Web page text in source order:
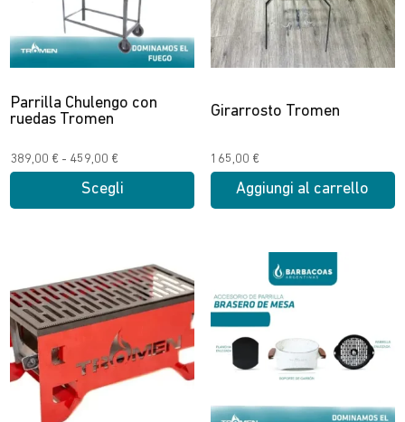
Parrilla Chulengo con
ruedas Tromen
389,00 € - 459,00 €
di
a
459,00 €
Scegli
più
varianti.
Le
opzioni
possono
essere
Girarrosto Tromen
165,00 €
Aggiungi al carrello